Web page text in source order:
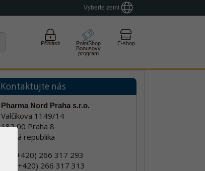
Vyberte zemi
Přihlásit
PointShop
Bonusový
program
E-shop
Kontaktujte nás
Pharma Nord Praha s.r.o.
Valčíkova 1149/14
182 00 Praha 8
Česká republika
tel: (+420) 266 317 293
fax: (+420) 266 317 313